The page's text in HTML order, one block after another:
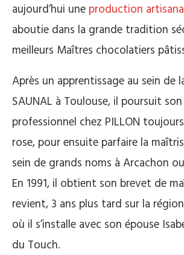
aujourd’hui une production
aboutie dans la grande tradition
meilleurs Maîtres chocolatiers
Après un apprentissage au sein de
SAUNAL à Toulouse, il poursuit
professionnel chez PILLON
rose, pour ensuite parfaire la
sein de grands noms à Arcachon
En 1991, il obtient son brevet de
revient, 3 ans plus tard sur la
où il s’installe avec son épouse
du Touch.